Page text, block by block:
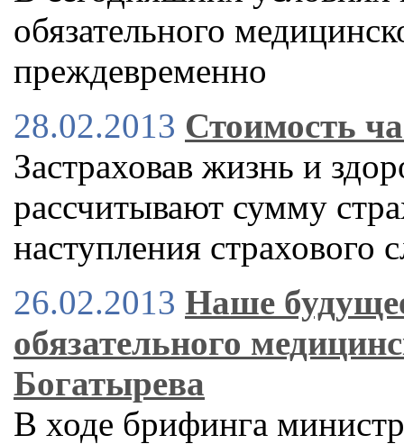
обязательного
преждевременно
28.02.2013 Стоимость
Застраховав жизнь и
рассчитывают сумму
наступления страхового
26.02.2013 Наше
обязательного
Богатырева
В ходе брифинга